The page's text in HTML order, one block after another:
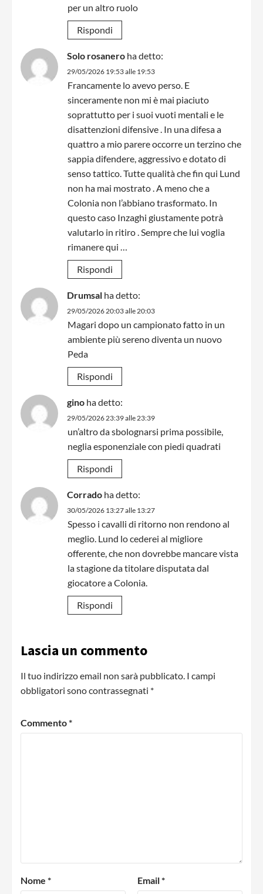
per un altro ruolo
Rispondi
Solo rosanero ha detto:
29/05/2026 19:53 alle 19:53
Francamente lo avevo perso. E
sinceramente non mi è mai piaciuto
soprattutto per i suoi vuoti mentali e le
disattenzioni difensive . In una difesa a
quattro a mio parere occorre un terzino che
sappia difendere, aggressivo e dotato di
senso tattico. Tutte qualità che fin qui Lund
non ha mai mostrato . A meno che a
Colonia non l’abbiano trasformato. In
questo caso Inzaghi giustamente potrà
valutarlo in ritiro . Sempre che lui voglia
rimanere qui …
Rispondi
Drumsal ha detto:
29/05/2026 20:03 alle 20:03
Magari dopo un campionato fatto in un
ambiente più sereno diventa un nuovo
Peda
Rispondi
gino ha detto:
29/05/2026 23:39 alle 23:39
un’altro da sbolognarsi prima possibile,
neglia esponenziale con piedi quadrati
Rispondi
Corrado ha detto:
30/05/2026 13:27 alle 13:27
Spesso i cavalli di ritorno non rendono al
meglio. Lund lo cederei al migliore
offerente, che non dovrebbe mancare vista
la stagione da titolare disputata dal
giocatore a Colonia.
Rispondi
Lascia un commento
Il tuo indirizzo email non sarà pubblicato. I campi
obbligatori sono contrassegnati *
Commento*
Nome * Email*